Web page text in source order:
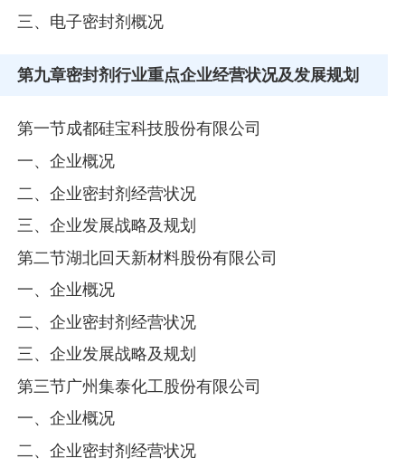
三、电子密封剂概况
第九章密封剂行业重点企业经营状况及发展规划
第一节成都硅宝科技股份有限公司
一、企业概况
二、企业密封剂经营状况
三、企业发展战略及规划
第二节湖北回天新材料股份有限公司
一、企业概况
二、企业密封剂经营状况
三、企业发展战略及规划
第三节广州集泰化工股份有限公司
一、企业概况
二、企业密封剂经营状况